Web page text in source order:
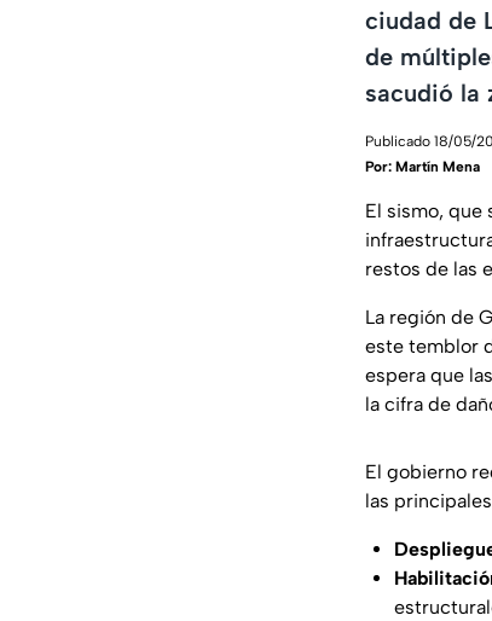
ciudad de
de
sacudió la
Publicado 18/05/
Por: Martín Mena
El sismo, que
restos de las
La región de
este temblor
espera que
la cifra de
El gobierno
las